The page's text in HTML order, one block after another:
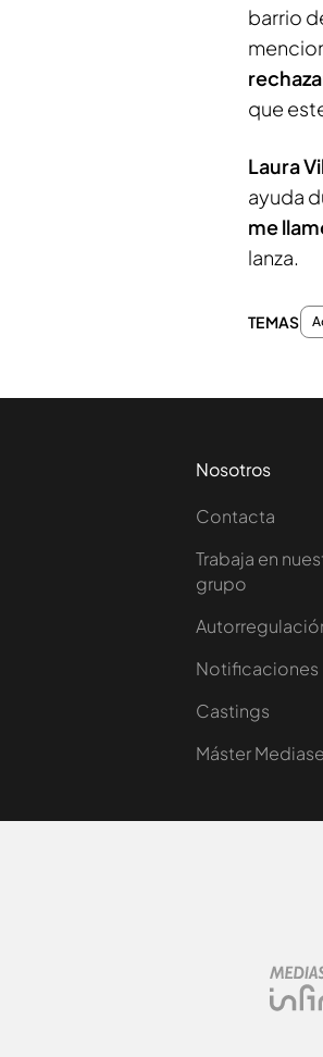
barrio
que
Laura
ayuda
me
lanza.
TEMAS
Nosotros
Contacta
Trabaja en
grupo
Notificaciones
Castings
Máster